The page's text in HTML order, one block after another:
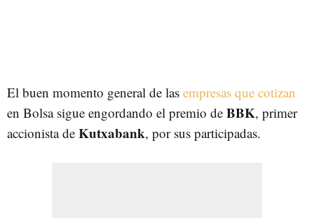
El buen momento general de las empresas que cotizan
en Bolsa sigue engordando el premio de BBK, primer
accionista de Kutxabank, por sus participadas.